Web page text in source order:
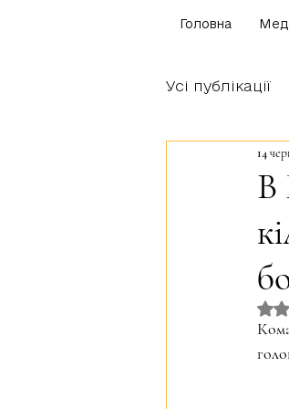
Головна
Усі публікації
Щоденник
Братство
В
14